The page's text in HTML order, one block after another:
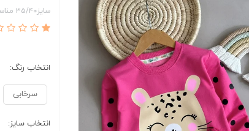
سایز۳۵/۴۰ مناسب ۸ ماه تا ۳سال
انتخاب رنگ:
سرخابی
انتخاب سایز: